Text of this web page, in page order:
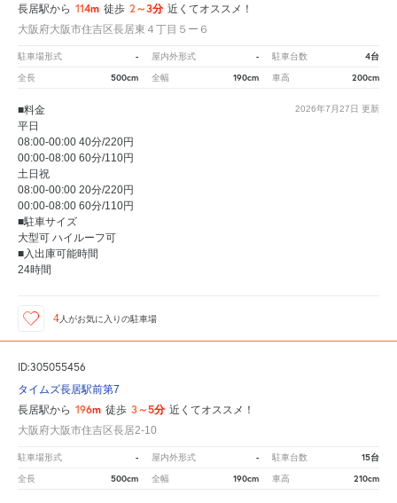
長居駅から 114m 徒歩 2～3分 近くてオススメ！
大阪府大阪市住吉区長居東４丁目５ー６
駐車場形式 - 屋内外形式 - 駐車台数 4台
全長 500cm 全幅 190cm 車高 200cm
2026年7月27日 更新
■料金
平日
08:00-00:00 40分/220円
00:00-08:00 60分/110円
土日祝
08:00-00:00 20分/220円
00:00-08:00 60分/110円
■駐車サイズ
大型可 ハイルーフ可
■入出庫可能時間
24時間
4 人がお気に入りの駐車場
ID:305055456
タイムズ長居駅前第7
長居駅から 196m 徒歩 3～5分 近くてオススメ！
大阪府大阪市住吉区長居2-10
駐車場形式 - 屋内外形式 - 駐車台数 15台
全長 500cm 全幅 190cm 車高 210cm